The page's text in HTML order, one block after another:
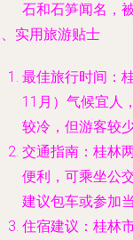
石和石笋闻名，
实用旅游贴士
最佳旅行时间：
11月）气候宜人
较冷，但游客较少
交通指南：桂林
便利，可乘坐公
建议包车或参加
住宿建议：桂林